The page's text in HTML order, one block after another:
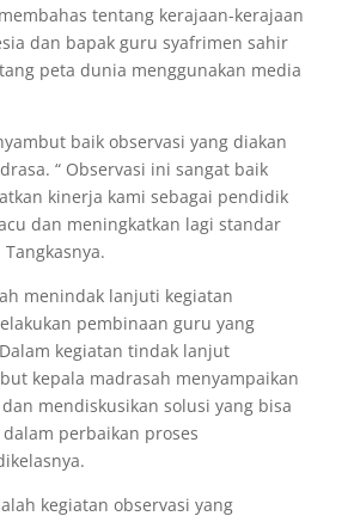
tentang kerajaan-kerajaan
dan bapak guru syafrimen sahir
peta dunia menggunakan media
baik observasi yang diakan
“ Observasi ini sangat baik
kinerja kami sebagai pendidik
dan meningkatkan lagi standar
menindak lanjuti kegiatan
pembinaan guru yang
kegiatan tindak lanjut
kepala madrasah menyampaikan
mendiskusikan solusi yang bisa
perbaikan proses
kegiatan observasi yang